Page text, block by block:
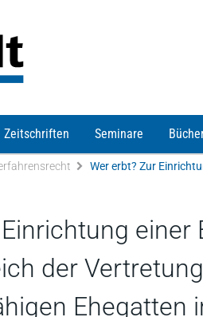
Zeitschriften Seminare
einer
der
Ehegatten